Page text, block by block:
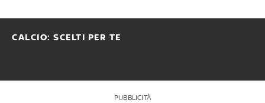
CALCIO: SCELTI PER TE
PUBBLICITÀ